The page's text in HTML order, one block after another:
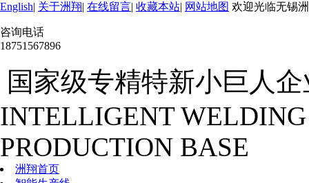
English| 关于洲翔| 在线留言| 收藏本站| 网站地图 欢迎光临无锡
咨询电话
18751567896
国家级专精特新小巨人企
INTELLIGENT
PRODUCTION BASE
洲翔首页